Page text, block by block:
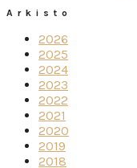
Arkisto
2026
2025
2024
2023
2022
2021
2020
2019
2018